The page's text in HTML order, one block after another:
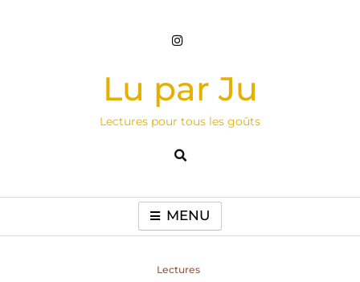
Lu par Ju
Lectures pour tous les goûts
MENU
Lectures